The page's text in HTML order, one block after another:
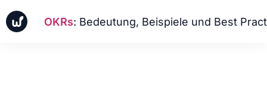
OKRs: Bedeutung, Beispiele und Best Practices